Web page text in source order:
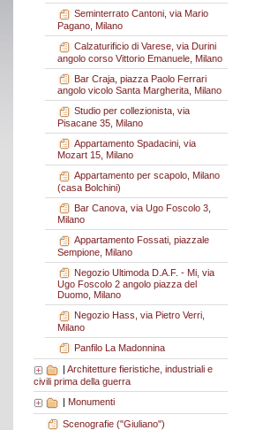
Seminterrato Cantoni, via Mario
Pagano, Milano
Calzaturificio di Varese, via Durini
angolo corso Vittorio Emanuele, Milano
Bar Craja, piazza Paolo Ferrari
angolo vicolo Santa Margherita, Milano
Studio per collezionista, via
Pisacane 35, Milano
Appartamento Spadacini, via
Mozart 15, Milano
Appartamento per scapolo, Milano
(casa Bolchini)
Bar Canova, via Ugo Foscolo 3,
Milano
Appartamento Fossati, piazzale
Sempione, Milano
Negozio Ultimoda D.A.F. - Mi, via
Ugo Foscolo 2 angolo piazza del
Duomo, Milano
Negozio Hass, via Pietro Verri,
Milano
Panfilo La Madonnina
Architetture fieristiche, industriali e
civili prima della guerra
| Monumenti
Scenografie ("Giuliano")